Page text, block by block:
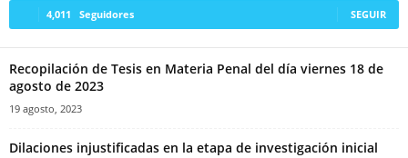
4,011 Seguidores SEGUIR
Recopilación de Tesis en Materia Penal del día viernes 18 de
agosto de 2023
19 agosto, 2023
Dilaciones injustificadas en la etapa de investigación inicial